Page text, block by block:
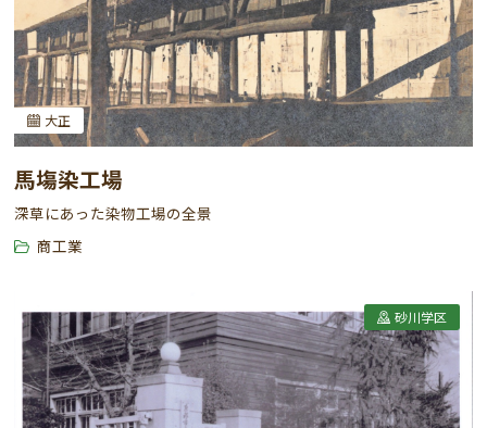
大正
馬塲染工場
深草にあった染物工場の全景
商工業
砂川学区